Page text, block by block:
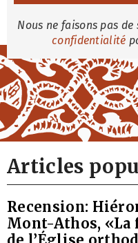
Nous ne faisons pas
confidentialité
Articles
Recension:
Mont-Athos,